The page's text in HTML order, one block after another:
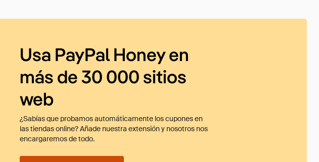
Usa PayPal Honey en
más de 30 000 sitios
web
¿Sabías que probamos automáticamente los cupones en
las tiendas online? Añade nuestra extensión y nosotros nos
encargaremos de todo.